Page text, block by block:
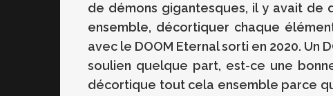
de démons gigantesques, il y avait de
ensemble, décortiquer chaque
avec le DOOM Eternal sorti en 2020. Un
soulien quelque part, est-ce une
décortique tout cela ensemble parce